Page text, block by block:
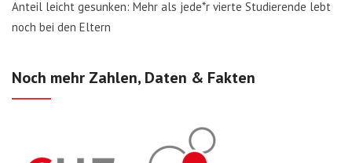
Anteil leicht gesunken: Mehr als jede*r vierte Studierende lebt
noch bei den Eltern
Noch mehr Zahlen, Daten & Fakten